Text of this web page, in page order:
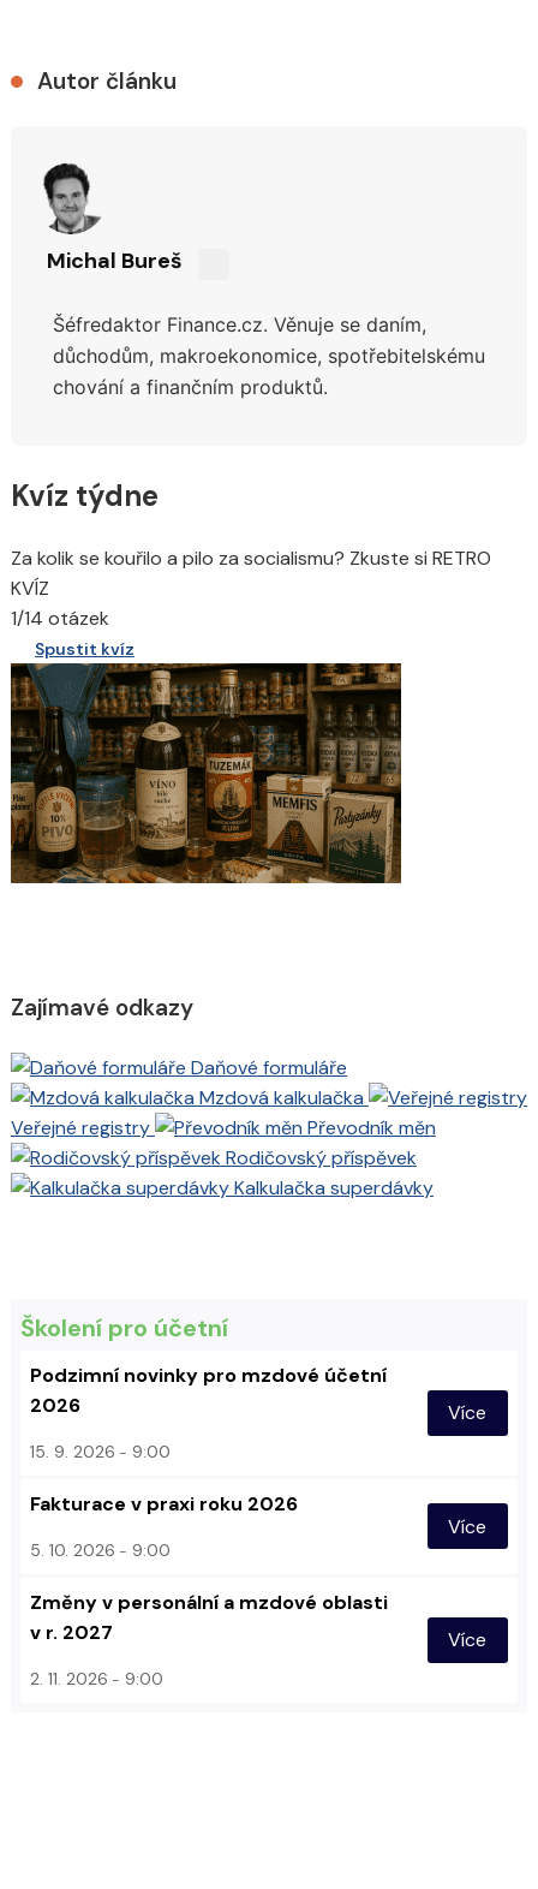
Autor článku
Michal Bureš
síti
X
Šéfredaktor Finance.cz. Věnuje se daním,
důchodům, makroekonomice, spotřebitelskému
chování a finančním produktů.
Kvíz týdne
Za kolik se kouřilo a pilo za socialismu? Zkuste si RETRO
KVÍZ
1/14 otázek
Spustit kvíz
Zajímavé odkazy
Daňové formuláře
Mzdová kalkulačka
Veřejné registry
Převodník měn
Rodičovský příspěvek
Kalkulačka superdávky
Školení pro účetní
Podzimní novinky pro mzdové účetní
2026
15. 9. 2026 9:00
Více
Fakturace v praxi roku 2026
5. 10. 2026 9:00
Více
Změny v personální a mzdové oblasti
v r. 2027
2. 11. 2026 9:00
Více